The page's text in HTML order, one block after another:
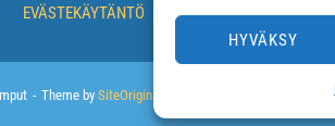
HYVÄKSY
EVÄSTEKÄYTÄNTÖ
Theme by SiteOrigin